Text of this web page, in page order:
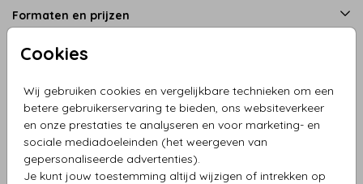
Cookies
Wij gebruiken cookies en vergelijkbare technieken om een
betere gebruikerservaring te bieden, ons websiteverkeer
en onze prestaties te analyseren en voor marketing- en
sociale mediadoeleinden (het weergeven van
gepersonaliseerde advertenties).
Je kunt jouw toestemming altijd wijzigen of intrekken op
Formaten en prijzen
Omschrijving
Bedankkaart tekst en takjes in mooie tinten